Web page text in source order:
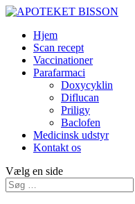
Hjem
Scan recept
Vaccinationer
Parafarmaci
Doxycyklin
Diflucan
Priligy
Baclofen
Medicinsk udstyr
Kontakt os
Vælg en side